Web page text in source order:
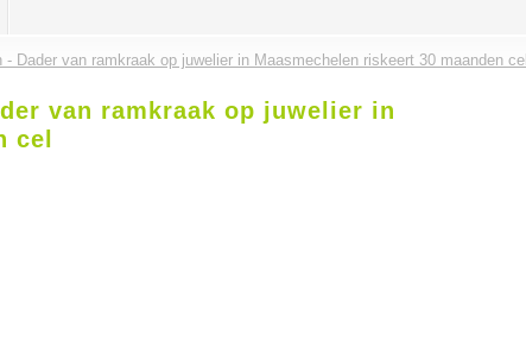
- Dader van ramkraak op juwelier in Maasmechelen riskeert 30 maanden cel
van ramkraak op juwelier in
cel